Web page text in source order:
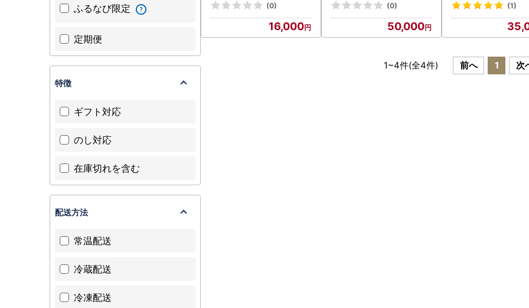
(0)
16,000
(0)
50,000
(1)
1~4件(全4件) 前へ 1 次
ふるなび限定
定期便
特徴
ギフト対応
のし対応
在庫切れを含む
配送方法
常温配送
冷蔵配送
冷凍配送